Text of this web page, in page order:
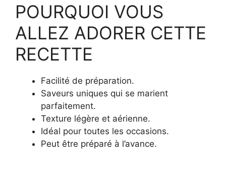
POURQUOI VOUS
ALLEZ ADORER CETTE
RECETTE
Facilité de préparation.
Saveurs uniques qui se marient
parfaitement.
Texture légère et aérienne.
Idéal pour toutes les occasions.
Peut être préparé à l’avance.